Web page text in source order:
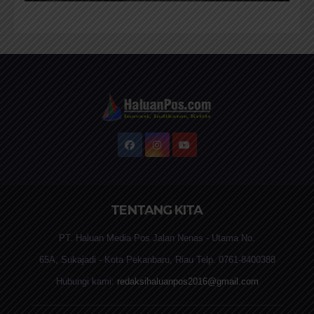
Personil Padamkan Api
TENTANG KITA
PT. Haluan Media Pos Jalan Nenas - Utama No.
65A, Sukajadi - Kota Pekanbaru, Riau Telp. 0761-8400388
Hubungi kami: redaksihaluanpos2016@gmail.com